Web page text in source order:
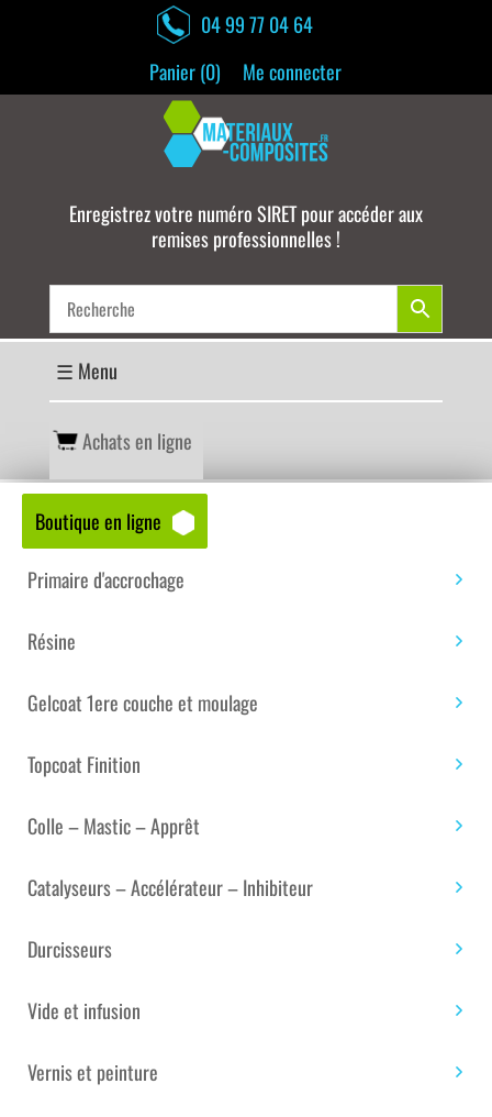
04 99 77 04 64
Panier (0) Me connecter
Enregistrez votre numéro SIRET pour accéder aux
remises professionnelles !
Achats en ligne
Boutique en ligne
Primaire d'accrochage
Résine
Gelcoat 1ere couche et moulage
Topcoat Finition
Colle – Mastic – Apprêt
Catalyseurs – Accélérateur – Inhibiteur
Durcisseurs
Vide et infusion
Vernis et peinture
Accueil/Boutique matériaux – composites
adhésif technique/
D’ISOLATION ÉLEC . AT0007 GRIS DIM : 19 MM X 10 M
ADHÉSIF D’ISOLATION ÉLEC .
AT0007 GRIS DIM : 19 MM X 10 M
X 10 M
AT7 Ruban PVC Isolation Électrique
En conformité avec la norme BS EN 60454 -3-1/Type 2